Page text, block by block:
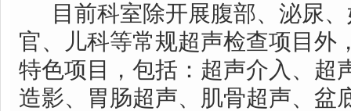
目前科室除开展腹部、泌尿、
官、儿科等常规超声检查项目外
特色项目，包括：超声介入、超
造影、胃肠超声、肌骨超声、盆